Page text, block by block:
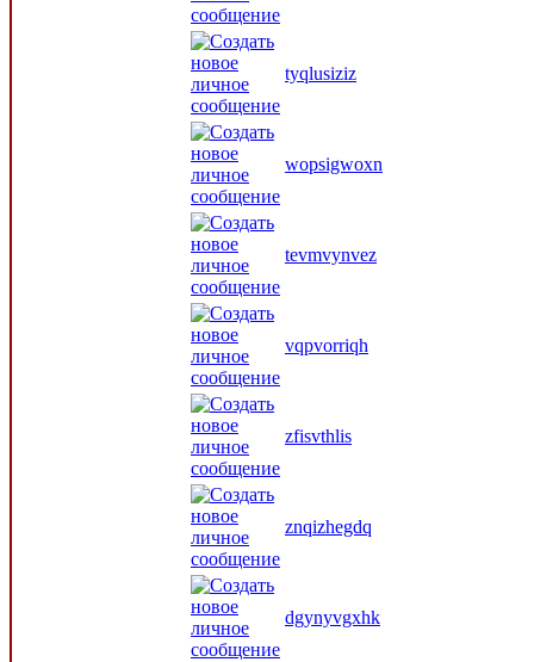
tyqlusiziz
wopsigwoxn
tevmvynvez
vqpvorriqh
zfisvthlis
znqizhegdq
dgynyvgxhk